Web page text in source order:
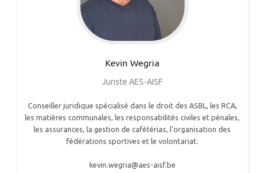
Kevin Wegria
Juriste AES-AISF
Conseiller juridique spécialisé dans le droit des ASBL, les RCA,
les matières communales, les responsabilités civiles et pénales,
les assurances, la gestion de cafétérias, l'organisation des
fédérations sportives et le volontariat.
kevin.wegria@aes-aisf.be